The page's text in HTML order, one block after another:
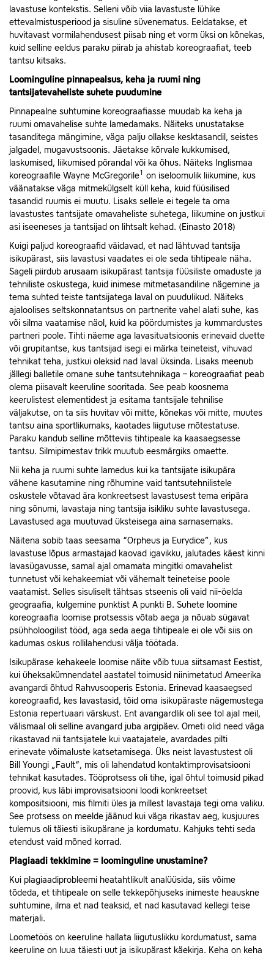
lavastuse kontekstis. Selleni võib viia lavastuste lühike
ettevalmistusperiood ja sisuline süvenematus. Eeldatakse, et
huvitavast vormilahendusest piisab ning et vorm üksi on kõnekas,
kuid selline eeldus paraku piirab ja ahistab koreograafiat, teeb
tantsu kitsaks.
Loominguline pinnapealsus, keha ja ruumi ning
tantsijatevaheliste suhete puudumine
Pinnapealne suhtumine koreograafiasse muudab ka keha ja
ruumi omavahelise suhte lamedamaks. Näiteks unustatakse
tasanditega mängimine, väga palju ollakse kesktasandil, seistes
jalgadel, mugavustsoonis. Jäetakse kõrvale kukkumised,
laskumised, liikumised põrandal või ka õhus. Näiteks Inglismaa
koreograafile Wayne McGregorile1
on iseloomulik liikumine, kus
väänatakse väga mitmekülgselt küll keha, kuid füüsilised
tasandid ruumis ei muutu. Lisaks sellele ei tegele ta oma
lavastustes tantsijate omavaheliste suhetega, liikumine on justkui
asi iseeneses ja tantsijad on lihtsalt kehad. (Einasto 2018)
Kuigi paljud koreograafid väidavad, et nad lähtuvad tantsija
isikupärast, siis lavastusi vaadates ei ole seda tihtipeale näha.
Sageli piirdub arusaam isikupärast tantsija füüsiliste omaduste ja
tehniliste oskustega, kuid inimese mitmetasandiline nägemine ja
tema suhted teiste tantsijatega laval on puudulikud. Näiteks
ajaloolises seltskonnatantsus on partnerite vahel alati suhe, kas
või silma vaatamise näol, kuid ka pöördumistes ja kummardustes
partneri poole. Tihti näeme aga lavasituatsioonis erinevaid duette
või grupitantse, kus tantsijad isegi ei märka teineteist, vihuvad
tehnikat teha, justkui oleksid nad laval üksinda. Lisaks meenub
jällegi balletile omane suhe tantsutehnikaga – koreograafiat peab
olema piisavalt keeruline sooritada. See peab koosnema
keerulistest elementidest ja esitama tantsijale tehnilise
väljakutse, on ta siis huvitav või mitte, kõnekas või mitte, muutes
tantsu aina sportlikumaks, kaotades liigutuse mõtestatuse.
Paraku kandub selline mõtteviis tihtipeale ka kaasaegsesse
tantsu. Silmipimestav trikk muutub eesmärgiks omaette.
Nii keha ja ruumi suhte lamedus kui ka tantsijate isikupära
vähene kasutamine ning rõhumine vaid tantsutehnilistele
oskustele võtavad ära konkreetsest lavastusest tema eripära
ning sõnumi, lavastaja ning tantsija isikliku suhte lavastusega.
Lavastused aga muutuvad üksteisega aina sarnasemaks.
Näitena sobib taas seesama “Orpheus ja Eurydice”, kus
lavastuse lõpus armastajad kaovad igavikku, jalutades käest kinni
lavasügavusse, samal ajal omamata mingitki omavahelist
tunnetust või kehakeemiat või vähemalt teineteise poole
vaatamist. Selles sisuliselt tähtsas stseenis oli vaid nii-öelda
geograafia, kulgemine punktist A punkti B. Suhete loomine
koreograafia loomise protsessis võtab aega ja nõuab sügavat
psühholoogilist tööd, aga seda aega tihtipeale ei ole või siis on
kadumas oskus rollilahendusi välja töötada.
Isikupärase kehakeele loomise näite võib tuua siitsamast Eestist,
kui üheksakümnendatel aastatel toimusid niinimetatud Ameerika
avangardi õhtud Rahvusooperis Estonia. Erinevad kaasaegsed
koreograafid, kes lavastasid, tõid oma isikupäraste nägemustega
Estonia repertuaari värskust. Ent avangardlik oli see tol ajal meil,
välismaal oli selline avangard juba argipäev. Ometi olid need väga
rikastavad nii tantsijatele kui vaatajatele, avardades pilti
erinevate võimaluste katsetamisega. Üks neist lavastustest oli
Bill Youngi „Fault“, mis oli lahendatud kontaktimprovisatsiooni
tehnikat kasutades. Tööprotsess oli tihe, igal õhtul toimusid pikad
proovid, kus läbi improvisatsiooni loodi konkreetset
kompositsiooni, mis filmiti üles ja millest lavastaja tegi oma valiku.
See protsess on meelde jäänud kui väga rikastav aeg, kusjuures
tulemus oli täiesti isikupärane ja kordumatu. Kahjuks tehti seda
etendust vaid mõned korrad.
Plagiaadi tekkimine = loominguline unustamine?
Kui plagiaadiprobleemi heatahtlikult analüüsida, siis võime
tõdeda, et tihtipeale on selle tekkepõhjuseks inimeste heauskne
suhtumine, ilma et nad teaksid, et nad kasutavad kellegi teise
materjali.
Loometöös on keeruline hallata liigutuslikku kordumatust, sama
keeruline on luua täiesti uut ja isikupärast käekirja. Keha on keha